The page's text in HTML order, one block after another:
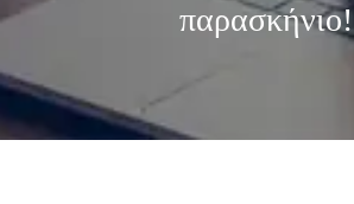
παρασκήνιο!